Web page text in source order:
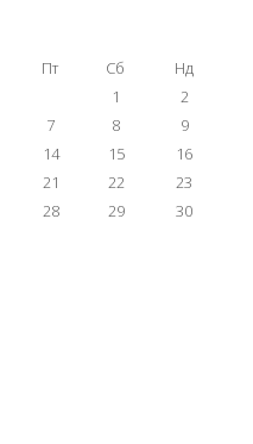
Пт Сб
Нд
1
2
7 8
9
14 15
16
21 22
23
28 29
30